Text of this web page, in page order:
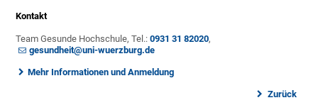
Kontakt
Team Gesunde Hochschule, Tel.:0931 31 82020,
gesundheit@uni-wuerzburg.de
Mehr Informationen und Anmeldung
Zurück